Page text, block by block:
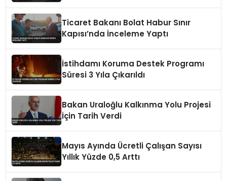
Ticaret Bakanı Bolat Habur Sınır
Kapısı’nda İnceleme Yaptı
İstihdamı Koruma Destek Programı
Süresi 3 Yıla Çıkarıldı
Bakan Uraloğlu Kalkınma Yolu Projesi
İçin Tarih Verdi
Mayıs Ayında Ücretli Çalışan Sayısı
Yıllık Yüzde 0,5 Arttı